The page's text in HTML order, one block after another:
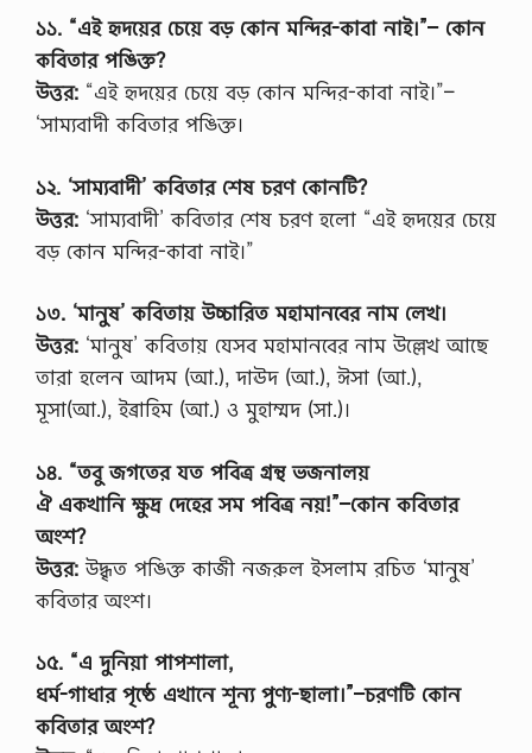
১১. “এই হৃদয়ের চেয়ে বড় কোন মন্দির-কাবা নাই।”– কোন
কবিতার পঙ্ক্তি?
উত্তর: “এই হৃদয়ের চেয়ে বড় কোন মন্দির-কাবা নাই।”–
‘সাম্যবাদী কবিতার পঙ্ক্তি।
১২. ‘সাম্যবাদী’ কবিতার শেষ চরণ কোনটি?
উত্তর: ‘সাম্যবাদী’ কবিতার শেষ চরণ হলো “এই হৃদয়ের চেয়ে
বড় কোন মন্দির-কাবা নাই।”
১৩. ‘মানুষ’ কবিতায় উচ্চারিত মহামানবের নাম লেখ।
উত্তর: ‘মানুষ’ কবিতায় যেসব মহামানবের নাম উল্লেখ আছে
তারা হলেন আদম (আ.), দাঊদ (আ.), ঈসা (আ.),
মূসা(আ.), ইব্রাহিম (আ.) ও মুহাম্মদ (সা.)।
১৪. “তবু জগতের যত পবিত্র গ্রন্থ ভজনালয়
ঐ একখানি ক্ষুদ্র দেহের সম পবিত্র নয়!”–কোন কবিতার
অংশ?
উত্তর: উদ্ধৃত পঙ্ক্তি কাজী নজরুল ইসলাম রচিত ‘মানুষ’
কবিতার অংশ।
১৫. “এ দুনিয়া পাপশালা,
ধর্ম-গাধার পৃষ্ঠে এখানে শূন্য পুণ্য-ছালা।”–চরণটি কোন
কবিতার অংশ?